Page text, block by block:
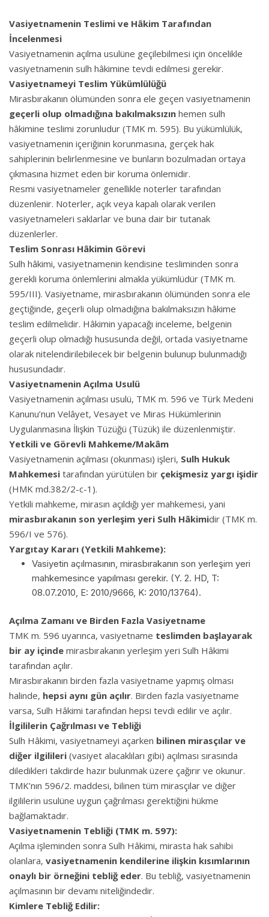
Vasiyetnamenin Teslimi ve Hâkim Tarafından
İncelenmesi
Vasiyetnamenin açılma usulüne geçilebilmesi için öncelikle
vasiyetnamenin sulh hâkimine tevdi edilmesi gerekir.
Vasiyetnameyi Teslim Yükümlülüğü
Mirasbırakanın ölümünden sonra ele geçen vasiyetnamenin
geçerli olup olmadığına bakılmaksızın hemen sulh
hâkimine teslimi zorunludur (TMK m. 595). Bu yükümlülük,
vasiyetnamenin içeriğinin korunmasına, gerçek hak
sahiplerinin belirlenmesine ve bunların bozulmadan ortaya
çıkmasına hizmet eden bir koruma önlemidir.
Resmi vasiyetnameler genellikle noterler tarafından
düzenlenir. Noterler, açık veya kapalı olarak verilen
vasiyetnameleri saklarlar ve buna dair bir tutanak
düzenlerler.
Teslim Sonrası Hâkimin Görevi
Sulh hâkimi, vasiyetnamenin kendisine tesliminden sonra
gerekli koruma önlemlerini almakla yükümlüdür (TMK m.
595/III). Vasiyetname, mirasbırakanın ölümünden sonra ele
geçtiğinde, geçerli olup olmadığına bakılmaksızın hâkime
teslim edilmelidir. Hâkimin yapacağı inceleme, belgenin
geçerli olup olmadığı hususunda değil, ortada vasiyetname
olarak nitelendirilebilecek bir belgenin bulunup bulunmadığı
hususundadır.
Vasiyetnamenin Açılma Usulü
Vasiyetnamenin açılması usulü, TMK m. 596 ve Türk Medeni
Kanunu’nun Velâyet, Vesayet ve Miras Hükümlerinin
Uygulanmasına İlişkin Tüzüğü (Tüzük) ile düzenlenmiştir.
Yetkili ve Görevli Mahkeme/Makâm
Vasiyetnamenin açılması (okunması) işleri, Sulh Hukuk
Mahkemesi tarafından yürütülen bir çekişmesiz yargı işidir
(HMK md.382/2-c-1).
Yetkili mahkeme, mirasın açıldığı yer mahkemesi, yani
mirasbırakanın son yerleşim yeri Sulh Hâkimidir (TMK m.
596/I ve 576).
Yargıtay Kararı (Yetkili Mahkeme):
Vasiyetin açılmasının, mirasbırakanın son yerleşim yeri
mahkemesince yapılması gerekir. (Y. 2. HD, T:
08.07.2010, E: 2010/9666, K: 2010/13764).
Açılma Zamanı ve Birden Fazla Vasiyetname
TMK m. 596 uyarınca, vasiyetname teslimden başlayarak
bir ay içinde mirasbırakanın yerleşim yeri Sulh Hâkimi
tarafından açılır.
Mirasbırakanın birden fazla vasiyetname yapmış olması
halinde, hepsi aynı gün açılır. Birden fazla vasiyetname
varsa, Sulh Hâkimi tarafından hepsi tevdi edilir ve açılır.
İlgililerin Çağrılması ve Tebliği
Sulh Hâkimi, vasiyetnameyi açarken bilinen mirasçılar ve
diğer ilgilileri (vasiyet alacaklıları gibi) açılması sırasında
diledikleri takdirde hazır bulunmak üzere çağırır ve okunur.
TMK’nın 596/2. maddesi, bilinen tüm mirasçılar ve diğer
ilgililerin usulüne uygun çağrılması gerektiğini hükme
bağlamaktadır.
Vasiyetnamenin Tebliği (TMK m. 597):
Açılma işleminden sonra Sulh Hâkimi, mirasta hak sahibi
olanlara, vasiyetnamenin kendilerine ilişkin kısımlarının
onaylı bir örneğini tebliğ eder. Bu tebliğ, vasiyetnamenin
açılmasının bir devamı niteliğindedir.
Kimlere Tebliğ Edilir: